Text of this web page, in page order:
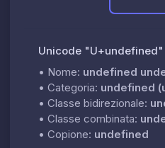
Unicode
• Nome: undefined
• Categoria: undefined
• Classe bidirezionale:
• Classe combinata:
• Copione: undefined